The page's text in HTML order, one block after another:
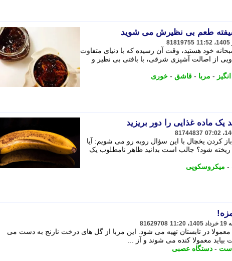
طعم بی نظیرش می شوید
81819755
خود هستید، وقت آن رسیده که با دنیای متفاوت
از اصالت آشپزی شرقی، با بافتی بی نظیر و
- مربا - قاشق - خوری
81744837
کردن یخچال با این سؤال روبه رو می شویم: آیا
ریخته شود؟ جالب است بدانید ظاهر نامطلوب یک
- میکروسکوپی
81629708
معمولا در تابستان تهیه می شود. این مربا از گل های درخت نارنج به دست می
بیاید معمولا کنده می شوند و آز ...
- دستگاه عصبی